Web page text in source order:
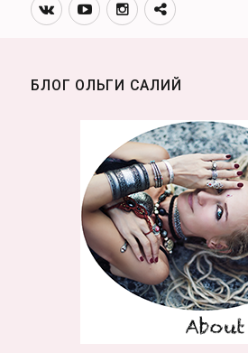
Вконтакте
YoutubeИнстаграмм
Телеграм
БЛОГ ОЛЬГИ САЛИЙ